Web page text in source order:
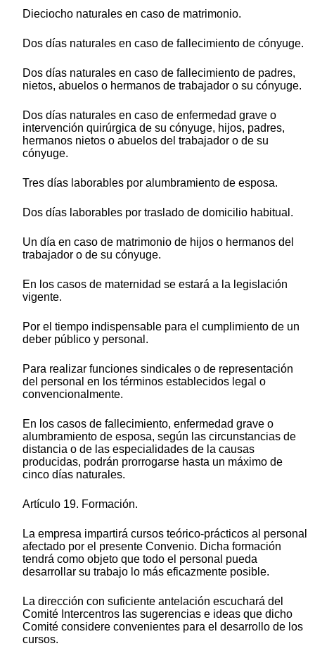
Dieciocho naturales en caso de matrimonio.
Dos días naturales en caso de fallecimiento de cónyuge.
Dos días naturales en caso de fallecimiento de padres,
nietos, abuelos o hermanos de trabajador o su cónyuge.
Dos días naturales en caso de enfermedad grave o
intervención quirúrgica de su cónyuge, hijos, padres,
hermanos nietos o abuelos del trabajador o de su
cónyuge.
Tres días laborables por alumbramiento de esposa.
Dos días laborables por traslado de domicilio habitual.
Un día en caso de matrimonio de hijos o hermanos del
trabajador o de su cónyuge.
En los casos de maternidad se estará a la legislación
vigente.
Por el tiempo indispensable para el cumplimiento de un
deber público y personal.
Para realizar funciones sindicales o de representación
del personal en los términos establecidos legal o
convencionalmente.
En los casos de fallecimiento, enfermedad grave o
alumbramiento de esposa, según las circunstancias de
distancia o de las especialidades de la causas
producidas, podrán prorrogarse hasta un máximo de
cinco días naturales.
Artículo 19. Formación.
La empresa impartirá cursos teórico-prácticos al personal
afectado por el presente Convenio. Dicha formación
tendrá como objeto que todo el personal pueda
desarrollar su trabajo lo más eficazmente posible.
La dirección con suficiente antelación escuchará del
Comité Intercentros las sugerencias e ideas que dicho
Comité considere convenientes para el desarrollo de los
cursos.